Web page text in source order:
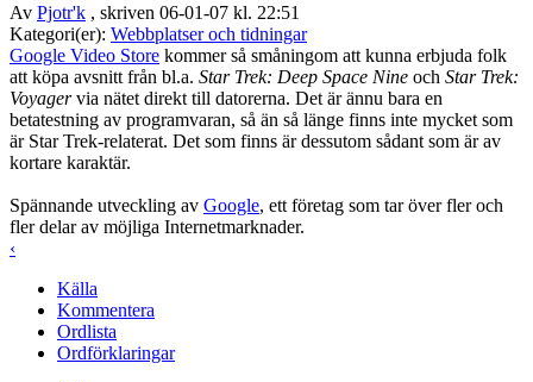
Av Pjotr'k , skriven 06-01-07 kl. 22:51
Kategori(er): Webbplatser och tidningar
Google Video Store kommer så småningom att kunna erbjuda folk
att köpa avsnitt från bl.a. Star Trek: Deep Space Nine och Star Trek:
Voyagervia nätet direkt till datorerna. Det är ännu bara en
betatestning av programvaran, så än så länge finns inte mycket som
är Star Trek-relaterat. Det som finns är dessutom sådant som är av
kortare karaktär.
Spännande utveckling av Google, ett företag som tar över fler och
fler delar av möjliga Internetmarknader.
‹
Källa
Kommentera
Ordlista
Ordförklaringar